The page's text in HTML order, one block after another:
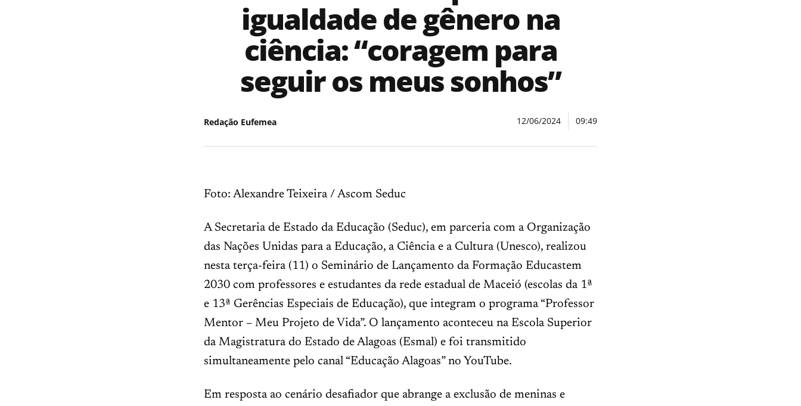
igualdade de gênero na
ciência: “coragem para
seguir os meus sonhos”
Redação Eufemea 12/06/2024 09:49
Foto: Alexandre Teixeira / Ascom Seduc
A Secretaria de Estado da Educação (Seduc), em parceria com a Organização
das Nações Unidas para a Educação, a Ciência e a Cultura (Unesco), realizou
nesta terça-feira (11) o Seminário de Lançamento da Formação Educastem
2030 com professores e estudantes da rede estadual de Maceió (escolas da 1ª
e 13ª Gerências Especiais de Educação), que integram o programa “Professor
Mentor – Meu Projeto de Vida”. O lançamento aconteceu na Escola Superior
da Magistratura do Estado de Alagoas (Esmal) e foi transmitido
simultaneamente pelo canal “Educação Alagoas” no YouTube.
Em resposta ao cenário desafiador que abrange a exclusão de meninas e